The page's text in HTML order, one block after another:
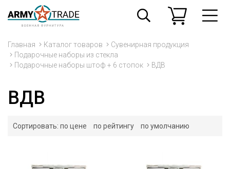
Главная Каталог товаров
Сувенирная продукция
Подарочные наборы из стекла
Подарочные наборы штоф + 6 стопок
ВДВ
ВДВ
Сортировать: по цене по рейтингу по умолчанию